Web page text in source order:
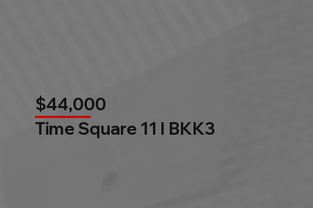
$44,000
Time Square 11 l BKK3